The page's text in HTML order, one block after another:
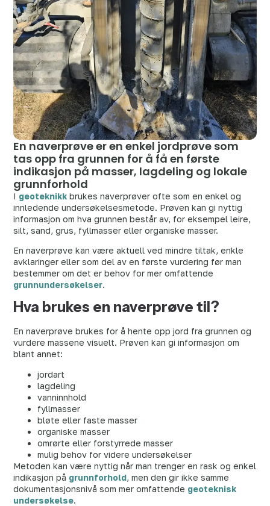
En naverprøve er en enkel jordprøve som
tas opp fra grunnen for å få en første
indikasjon på masser, lagdeling og lokale
grunnforhold
I geoteknikk brukes naverprøver ofte som en enkel og
innledende undersøkelsesmetode. Prøven kan gi nyttig
informasjon om hva grunnen består av, for eksempel leire,
silt, sand, grus, fyllmasser eller organiske masser.
En naverprøve kan være aktuell ved mindre tiltak, enkle
avklaringer eller som del av en første vurdering før man
bestemmer om det er behov for mer omfattende
grunnundersøkelser.
Hva brukes en naverprøve til?
En naverprøve brukes for å hente opp jord fra grunnen og
vurdere massene visuelt. Prøven kan gi informasjon om
blant annet:
jordart
lagdeling
vanninnhold
fyllmasser
bløte eller faste masser
organiske masser
omrørte eller forstyrrede masser
mulig behov for videre undersøkelser
Metoden kan være nyttig når man trenger en rask og enkel
indikasjon på grunnforhold, men den gir ikke samme
dokumentasjonsnivå som mer omfattende geoteknisk
undersøkelse.